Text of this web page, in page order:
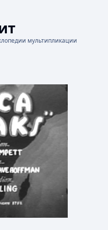
мультипликации